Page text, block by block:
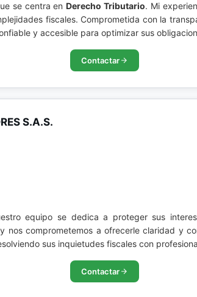
se centra enDerecho Tributario. Mi
fiscales. Comprometida con la
y accesible para optimizar sus
Contactar
S.A.S.
equipo se dedica a proteger sus
nos comprometemos a ofrecerle claridad y
sus inquietudes fiscales con
Contactar